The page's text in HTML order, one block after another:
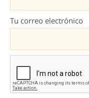
Tu correo electrónico